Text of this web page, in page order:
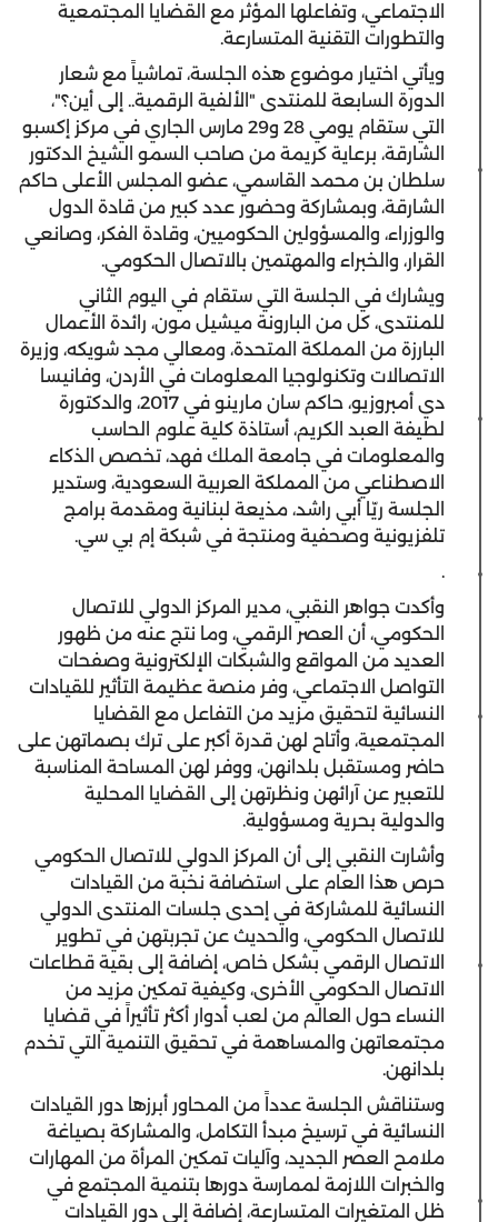
الاجتماعي، وتفاعلها المؤثر مع القضايا المجتمعية
والتطورات التقنية المتسارعة.
ويأتي اختيار موضوع هذه الجلسة، تماشياً مع شعار
الدورة السابعة للمنتدى "الألفية الرقمية.. إلى أين؟"،
التي ستقام يومي 28 و29 مارس الجاري في مركز إكسبو
الشارقة، برعاية كريمة من صاحب السمو الشيخ الدكتور
سلطان بن محمد القاسمي، عضو المجلس الأعلى حاكم
الشارقة، وبمشاركة وحضور عدد كبير من قادة الدول
والوزراء، والمسؤولين الحكوميين، وقادة الفكر، وصانعي
القرار، والخبراء والمهتمين بالاتصال الحكومي.
ويشارك في الجلسة التي ستقام في اليوم الثاني
للمنتدى، كل من البارونة ميشيل مون، رائدة الأعمال
البارزة من المملكة المتحدة، ومعالي مجد شويكه، وزيرة
الاتصالات وتكنولوجيا المعلومات في الأردن، وفانيسا
دي أمبروزيو، حاكم سان مارينو في 2017، والدكتورة
لطيفة العبد الكريم، أستاذة كلية علوم الحاسب
والمعلومات في جامعة الملك فهد، تخصص الذكاء
الاصطناعي من المملكة العربية السعودية، وستدير
الجلسة ريّا أبي راشد، مذيعة لبنانية ومقدمة برامج
تلفزيونية وصحفية ومنتجة في شبكة إم بي سي.
.
وأكدت جواهر النقبي، مدير المركز الدولي للاتصال
الحكومي، أن العصر الرقمي، وما نتج عنه من ظهور
العديد من المواقع والشبكات الإلكترونية وصفحات
التواصل الاجتماعي، وفر منصة عظيمة التأثير للقيادات
النسائية لتحقيق مزيد من التفاعل مع القضايا
المجتمعية، وأتاح لهن قدرة أكبر على ترك بصماتهن على
حاضر ومستقبل بلدانهن، ووفر لهن المساحة المناسبة
للتعبير عن آرائهن ونظرتهن إلى القضايا المحلية
والدولية بحرية ومسؤولية.
وأشارت النقبي إلى أن المركز الدولي للاتصال الحكومي
حرص هذا العام على استضافة نخبة من القيادات
النسائية للمشاركة في إحدى جلسات المنتدى الدولي
للاتصال الحكومي، والحديث عن تجربتهن في تطوير
الاتصال الرقمي بشكل خاص، إضافة إلى بقية قطاعات
الاتصال الحكومي الأخرى، وكيفية تمكين مزيد من
النساء حول العالم من لعب أدوار أكثر تأثيراً في قضايا
مجتمعاتهن والمساهمة في تحقيق التنمية التي تخدم
بلدانهن.
وستناقش الجلسة عدداً من المحاور أبرزها دور القيادات
النسائية في ترسيخ مبدأ التكامل، والمشاركة بصياغة
ملامح العصر الجديد، وآليات تمكين المرأة من المهارات
والخبرات اللازمة لممارسة دورها بتنمية المجتمع في
ظل المتغيرات المتسارعة، إضافة إلى دور القيادات